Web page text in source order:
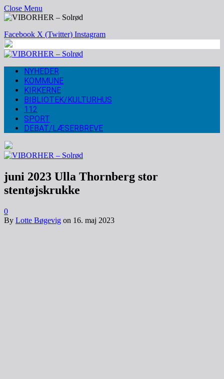
Close Menu
Facebook X (Twitter) Instagram
NYHEDER
KOMMUNE
KIRKERNE
BIBLIOTEK/KULTURHUS
112
SPORT
DEBAT/LÆSERBREVE
juni 2023 Ulla Thornberg stor
stentøjskrukke
0
By Lotte Bøgevig on 16. maj 2023